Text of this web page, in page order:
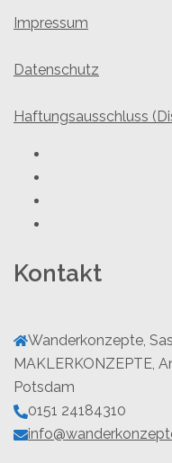
Impressum
Datenschutz
Haftungsausschluss
Kontakt
Wanderkonzepte,
MAKLERKONZEPTE,
Potsdam
0151 24184310